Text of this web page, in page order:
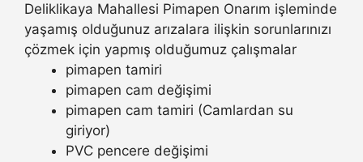
Deliklikaya Mahallesi Pimapen Onarım işleminde
yaşamış olduğunuz arızalara ilişkin sorunlarınızı
çözmek için yapmış olduğumuz çalışmalar
pimapen tamiri
pimapen cam değişimi
pimapen cam tamiri (Camlardan su
giriyor)
PVC pencere değişimi